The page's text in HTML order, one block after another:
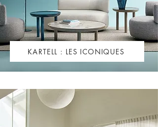
KARTELL : LES ICONIQUES